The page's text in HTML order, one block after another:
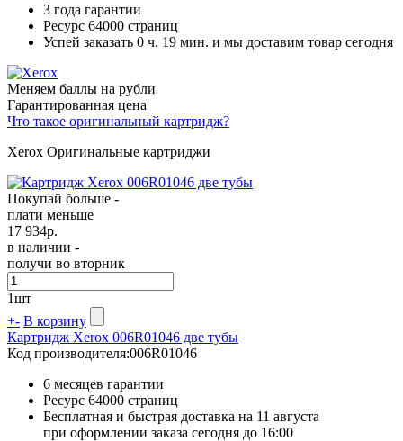
3 года гарантии
Ресурс 64000 страниц
Успей заказать 0 ч. 19 мин. и мы доставим товар сегодня
Меняем баллы на рубли
Гарантированная цена
Что такое оригинальный картридж?
Xerox Оригинальные картриджи
Покупай больше -
плати меньше
17 934р.
в наличии -
получи во вторник
1шт
+- В корзину
Картридж Xerox 006R01046 две тубы
Код производителя:006R01046
6 месяцев гарантии
Ресурс 64000 страниц
Бесплатная и быстрая доставка на 11 августа
при оформлении заказа сегодня до 16:00